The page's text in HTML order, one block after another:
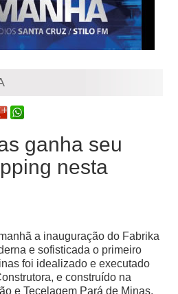
ganha seu
nesta
a inauguração do Fabrika
e sofisticada o primeiro
foi idealizado e executado
e construído na
e Tecelagem Pará de Minas,